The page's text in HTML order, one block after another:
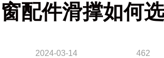
配件滑撑如何
2024-03-14 462